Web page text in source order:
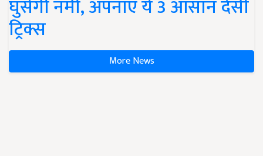
घुसेगी नमी, अपनाएं ये 3 आसान देसी
ट्रिक्स
More News